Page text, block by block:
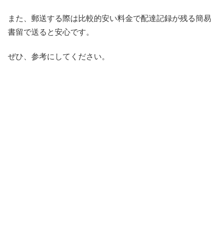
また、郵送する際は比較的安い料金で配達記録が残る簡易
書留で送ると安心です。
ぜひ、参考にしてください。